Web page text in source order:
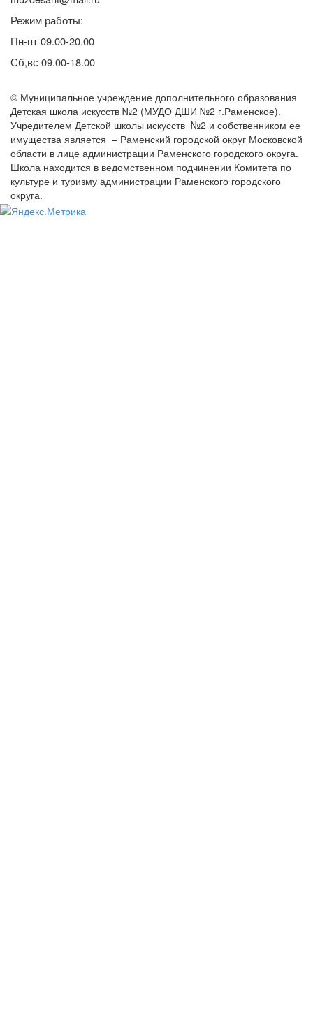
Режим работы:
Пн-пт 09.00-20.00
Сб,вс 09.00-18.00
© Муниципальное учреждение дополнительного образования
Детская школа искусств №2 (МУДО ДШИ №2 г.Раменское).
Учредителем Детской школы искусств №2 и собственником ее
имущества является – Раменский городской округ Московской
области в лице администрации Раменского городского округа.
Школа находится в ведомственном подчинении Комитета по
культуре и туризму администрации Раменского городского
округа.